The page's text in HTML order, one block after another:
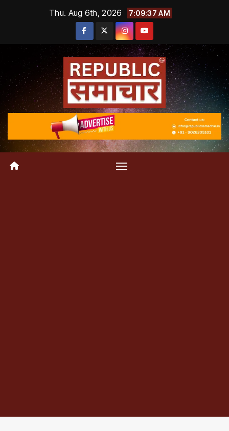
Thu. Aug 6th, 2026 7:09:38 AM